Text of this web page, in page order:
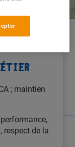
; maintien
respect de la